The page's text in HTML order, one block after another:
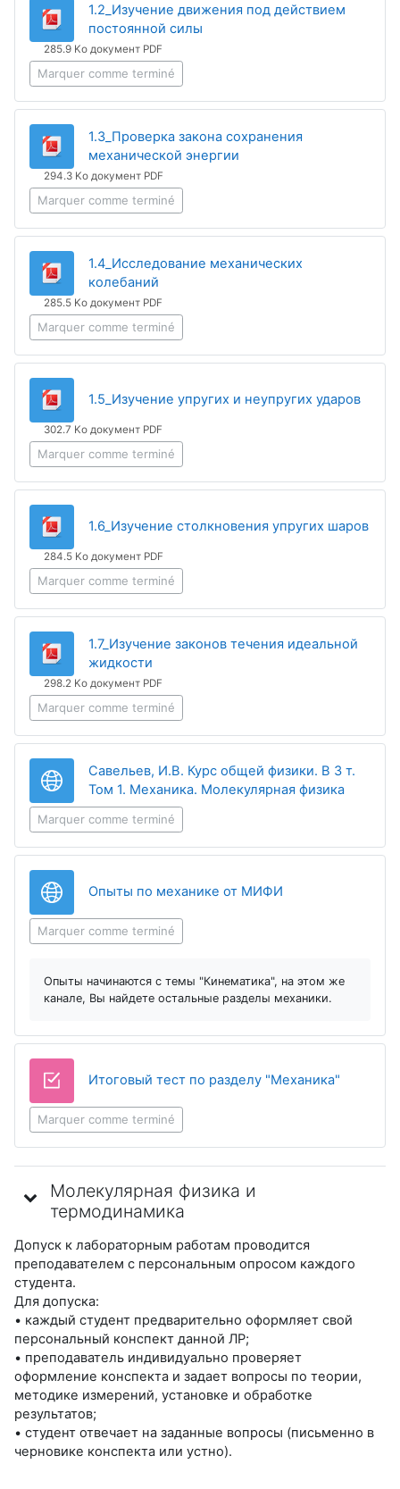
1.2_Изучение движения под действием
постоянной силы
285.9 Ko документ PDF
Marquer comme terminé
1.3_Проверка закона сохранения
механической энергии
294.3 Ko документ PDF
Marquer comme terminé
1.4_Исследование механических
колебаний
285.5 Ko документ PDF
Marquer comme terminé
1.5_Изучение упругих и неупругих ударовFichier
302.7 Ko документ PDF
Marquer comme terminé
1.6_Изучение столкновения упругих шаров
284.5 Ko документ PDF
Marquer comme terminé
1.7_Изучение законов течения идеальной
жидкости
298.2 Ko документ PDF
Marquer comme terminé
Савельев, И.В. Курс общей физики. В 3 т.
Том 1. Механика. Молекулярная физикаURL
Marquer comme terminé
Опыты по механике от МИФИ
Marquer comme terminé
Опыты начинаются с темы "Кинематика", на этом же
канале, Вы найдете остальные разделы механики.
Итоговый тест по разделу "Механика"
Marquer comme terminé
Молекулярная физика и
термодинамика
Допуск к лабораторным работам проводится
преподавателем с персональным опросом каждого
студента.
Для допуска:
• каждый студент предварительно оформляет свой
персональный конспект данной ЛР;
• преподаватель индивидуально проверяет
оформление конспекта и задает вопросы по теории,
методике измерений, установке и обработке
результатов;
• студент отвечает на заданные вопросы (письменно в
черновике конспекта или устно).